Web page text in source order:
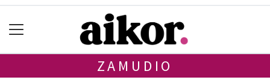
ZAMUDIO